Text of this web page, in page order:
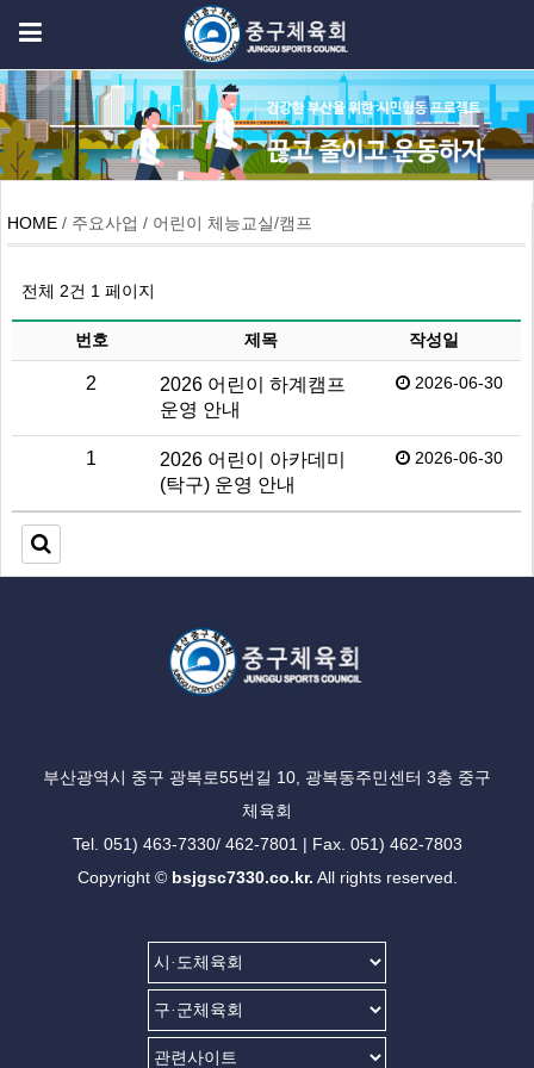
HOME / 주요사업 / 어린이 체능교실/캠프
전체 2건 1 페이지
번호 제목 작성일
2
2026 어린이 하계캠프
운영 안내
2026-06-30
1
2026 어린이 아카데미
(탁구) 운영 안내
2026-06-30
부산광역시 중구 광복로55번길 10, 광복동주민센터 3층 중구
체육회
Tel. 051) 463-7330/ 462-7801 | Fax. 051) 462-7803
Copyright © bsjgsc7330.co.kr. All rights reserved.